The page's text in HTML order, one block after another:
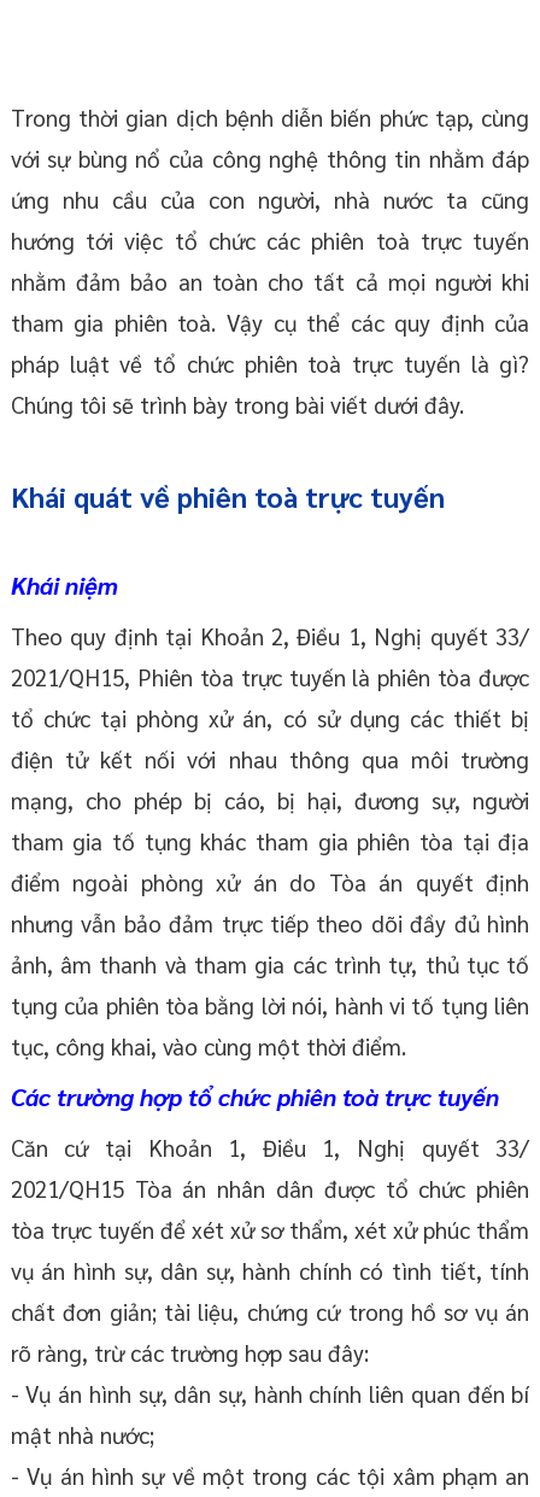
Trong thời gian dịch bệnh diễn biến phức tạp, cùng
với sự bùng nổ của công nghệ thông tin nhằm đáp
ứng nhu cầu của con người, nhà nước ta cũng
hướng tới việc tổ chức các phiên toà trực tuyến
nhằm đảm bảo an toàn cho tất cả mọi người khi
tham gia phiên toà. Vậy cụ thể các quy định của
pháp luật về tổ chức phiên toà trực tuyến là gì?
Chúng tôi sẽ trình bày trong bài viết dưới đây.
Khái quát về phiên toà trực tuyến
Khái niệm
Theo quy định tại Khoản 2, Điều 1, Nghị quyết 33/
2021/QH15, Phiên tòa trực tuyến là phiên tòa được
tổ chức tại phòng xử án, có sử dụng các thiết bị
điện tử kết nối với nhau thông qua môi trường
mạng, cho phép bị cáo, bị hại, đương sự, người
tham gia tố tụng khác tham gia phiên tòa tại địa
điểm ngoài phòng xử án do Tòa án quyết định
nhưng vẫn bảo đảm trực tiếp theo dõi đầy đủ hình
ảnh, âm thanh và tham gia các trình tự, thủ tục tố
tụng của phiên tòa bằng lời nói, hành vi tố tụng liên
tục, công khai, vào cùng một thời điểm.
Các trường hợp tổ chức phiên toà trực tuyến
Căn cứ tại Khoản 1, Điều 1, Nghị quyết 33/
2021/QH15 Tòa án nhân dân được tổ chức phiên
tòa trực tuyến để xét xử sơ thẩm, xét xử phúc thẩm
vụ án hình sự, dân sự, hành chính có tình tiết, tính
chất đơn giản; tài liệu, chứng cứ trong hồ sơ vụ án
rõ ràng, trừ các trường hợp sau đây:
- Vụ án hình sự, dân sự, hành chính liên quan đến bí
mật nhà nước;
- Vụ án hình sự về một trong các tội xâm phạm an